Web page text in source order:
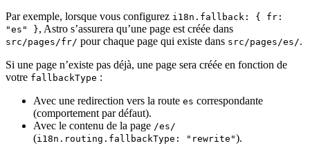
Par exemple, lorsque vous configurez i18n.fallback: { fr:
"es" }, Astro s’assurera qu’une page est créée dans
src/pages/fr/ pour chaque page qui existe dans src/pages/es/.
Si une page n’existe pas déjà, une page sera créée en fonction de
votre fallbackType :
Avec une redirection vers la route es correspondante
(comportement par défaut).
Avec le contenu de la page /es/
(i18n.routing.fallbackType: "rewrite").